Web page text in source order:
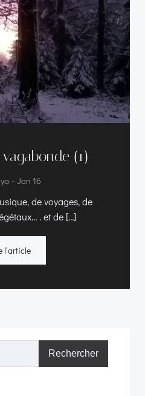
(1)
- Jan 16
de voyages, de
. et de […]
l‘article
Rechercher